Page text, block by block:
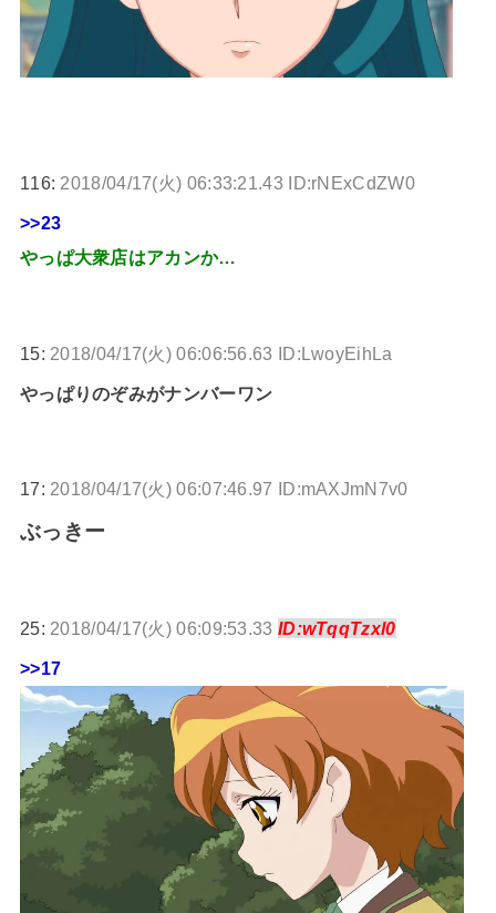
116: 2018/04/17(火) 06:33:21.43 ID:rNExCdZW0
>>23
やっぱ大衆店はアカンか…
15: 2018/04/17(火) 06:06:56.63 ID:LwoyEihLa
やっぱりのぞみがナンバーワン
17: 2018/04/17(火) 06:07:46.97 ID:mAXJmN7v0
ぶっきー
25: 2018/04/17(火) 06:09:53.33 ID:wTqqTzxl0
>>17